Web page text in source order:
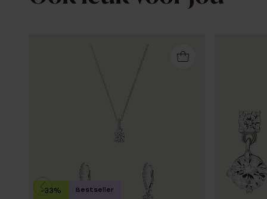
-33% Bestseller